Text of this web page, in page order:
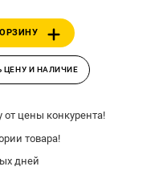
ЦЕНУ И НАЛИЧИЕ
цены конкурента!
товара!
дней